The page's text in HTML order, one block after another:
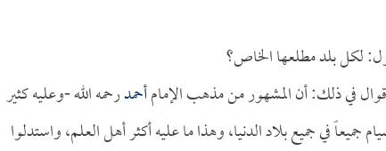
لكل بلد مطلعها الخاص؟
في ذلك: أن المشهور من مذهب الإمامأحمدرحمه الله -وعليه كثير
في جميع بلاد الدنيا، وهذا ما عليه أكثر أهل العلم، واستدلوا